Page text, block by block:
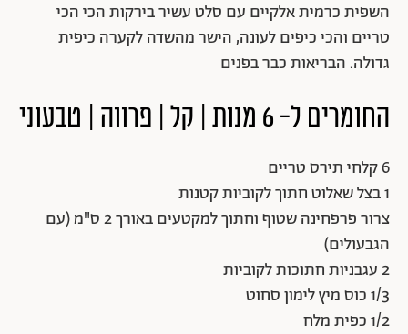
השפית כרמית אלקיים עם סלט עשיר בירקות הכי הכי
טריים והכי כיפים לעונה, הישר מהשדה לקערה כיפית
גדולה. הבריאות כבר בפנים
החומרים ל- 6 מנות | קל | פרווה | טבעוני
6 קלחי תירס טריים
1 בצל שאלוט חתוך לקוביות קטנות
צרור פרפחינה שטוף וחתוך למקטעים באורך 2 ס"מ (עם
הגבעולים)
2 עגבניות חתוכות לקוביות
1/3 כוס מיץ לימון סחוט
1/2 כפית מלח